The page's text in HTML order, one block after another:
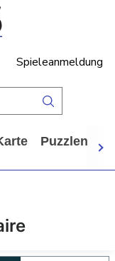
Spieleanmeldung
Puzzlen